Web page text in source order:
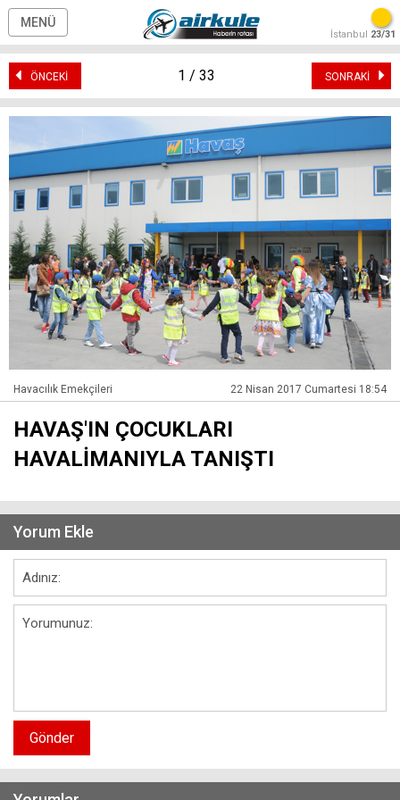
MENÜ
İstanbul 23/31
ÖNCEKİ SONRAKİ
1 / 33
Havacılık Emekçileri 22 Nisan 2017 Cumartesi 18:54
HAVAŞ'IN ÇOCUKLARI
HAVALİMANIYLA TANIŞTI
Yorum Ekle
Gönder